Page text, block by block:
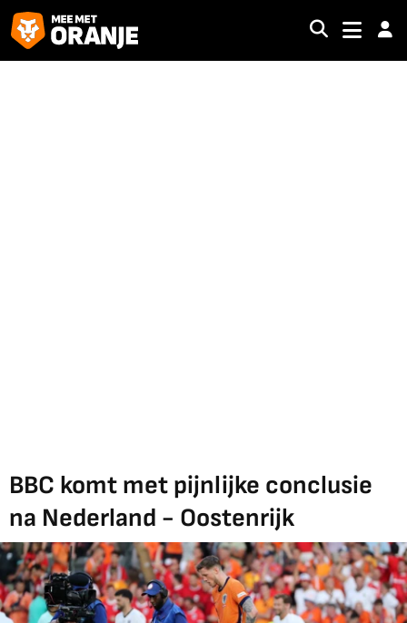
BBC komt met pijnlijke conclusie
na Nederland - Oostenrijk